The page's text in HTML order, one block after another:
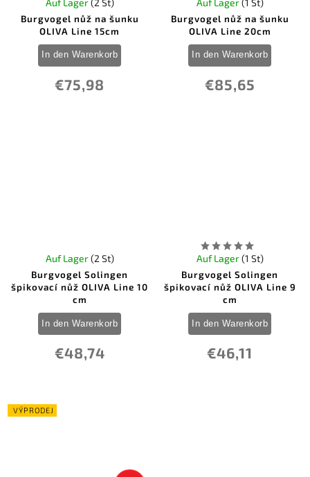
Burgvogel nůž na šunku
OLIVA Line 15cm
€75,98
In den Warenkorb
Burgvogel nůž na šunku
OLIVA Line 20cm
€85,65
In den Warenkorb
Burgvogel Solingen
špikovací nůž OLIVA Line 10
cm
Auf Lager(2 St)
€48,74
In den Warenkorb
Burgvogel Solingen
špikovací nůž OLIVA Line 9
cm
Auf Lager(1 St)
€46,11
In den Warenkorb
VÝPRODEJ